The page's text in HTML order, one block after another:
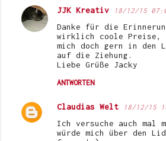
JJK Kreativ 18/12/15
Danke für die
wirklich coole Preise,
mich doch gern in den
auf die Ziehung.
Liebe Grüße Jacky
ANTWORTEN
Claudias Welt 18/12/15
Ich versuche auch mal
würde mich über den